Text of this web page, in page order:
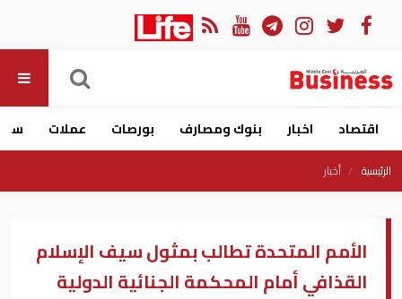
اقتصاد اخبار بنوك ومصارف بورصات عملات
الرئيسية أخبار
الأمم المتحدة تطالب بمثول سيف الإسلام
القذافي أمام المحكمة الجنائية الدولية